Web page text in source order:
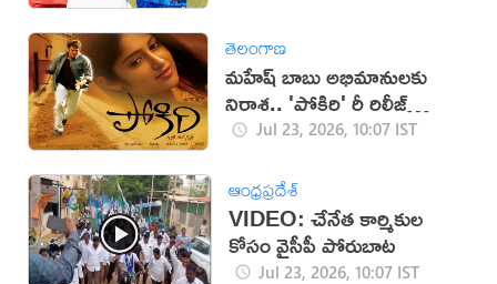
తెలంగాణ
మహేష్ బాబు అభిమానులకు
నిరాశ.. 'పోకిరి' రీ రిలీజ్
వాయిదా
Jul 23, 2026, 10:07 IST
ఆంధ్రప్రదేశ్
VIDEO: చేనేత కార్మికుల
కోసం వైసీపీ పోరుబాట
Jul 23, 2026, 10:07 IST